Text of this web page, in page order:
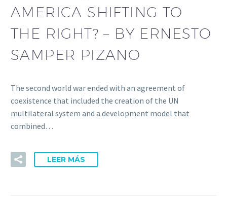
AMERICA SHIFTING TO
THE RIGHT? – BY ERNESTO
SAMPER PIZANO
The second world war ended with an agreement of
coexistence that included the creation of the UN
multilateral system and a development model that
combined…
LEER MÁS